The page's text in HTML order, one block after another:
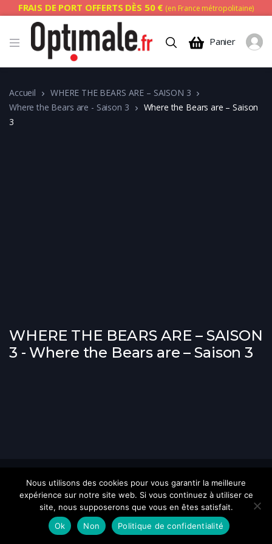
FRAIS DE PORT OFFERTS DÈS 50 € (en France métropolitaine)
Panier
Accueil
WHERE THE BEARS ARE – SAISON 3
Where the Bears are - Saison 3
Where the Bears are – Saison
3
WHERE THE BEARS ARE – SAISON
3 - Where the Bears are – Saison 3
Nous utilisons des cookies pour vous garantir la meilleure
expérience sur notre site web. Si vous continuez à utiliser ce
site, nous supposerons que vous en êtes satisfait.
Ok
Non Politique de confidentialité